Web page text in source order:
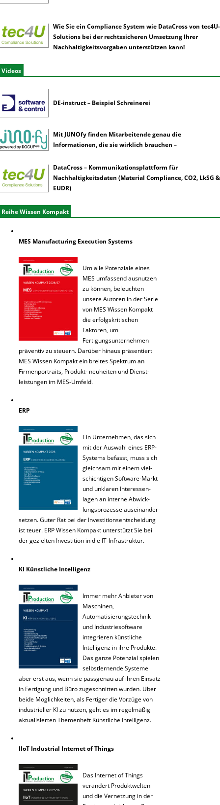
Wie Sie ein Compliance System wie DataCross von tec4U-
Solutions bei der rechtssicheren Umsetzung Ihrer
Nachhaltigkeitsvorgaben unterstützen kann!
Videos
DE-instruct – Beispiel Schreinerei
Mit JUNOfy finden Mitarbeitende genau die
Informationen, die sie wirklich brauchen –
DataCross – Kommunikationsplattform für
Nachhaltigkeitsdaten (Material Compliance, CO2, LkSG &
EUDR)
Reihe Wissen Kompakt
MES Manufacturing Execution Systems
Um alle Potenziale eines
MES umfassend ausnutzen
zu können, beleuchten
unsere Autoren in der Serie
von MES Wissen Kompakt
die erfolgskritischen
Faktoren, um
Fertigungsunternehmen
präventiv zu steuern. Darüber hinaus präsentiert
MES Wissen Kompakt ein breites Spektrum an
Firmenportraits, Produkt- neuheiten und Dienst-
leistungen im MES-Umfeld.
ERP
Ein Unternehmen, das sich
mit der Auswahl eines ERP-
Systems befasst, muss sich
gleichsam mit einem viel-
schichtigen Software-Markt
und unklaren Interessen-
lagen an interne Abwick-
lungsprozesse auseinander-
setzen. Guter Rat bei der Investitionsentscheidung
ist teuer. ERP Wissen Kompakt unterstützt Sie bei
der gezielten Investition in die IT-Infrastruktur.
KI Künstliche Intelligenz
Immer mehr Anbieter von
Maschinen,
Automatisierungstechnik
und Industriesoftware
integrieren künstliche
Intelligenz in ihre Produkte.
Das ganze Potenzial spielen
selbstlernende Systeme
aber erst aus, wenn sie passgenau auf ihren Einsatz
in Fertigung und Büro zugeschnitten wurden. Über
beide Möglichkeiten, als Fertiger die Vorzüge von
industrieller KI zu nutzen, geht es im regelmäßig
aktualisierten Themenheft Künstliche Intelligenz.
IIoT Industrial Internet of Things
Das Internet of Things
verändert Produktwelten
und die Vernetzung in der